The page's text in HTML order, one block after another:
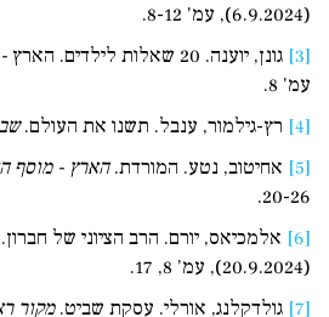
(6.9.2024), עמ' 8-12.
[3]
גונן, יוענה. 20 שאלות לילדים. הארץ
עמ' 8.
[4]
רץ-גילמור, ענבל. תשנו את העולם.
[5]
אחיטוב, נטע. המורדת.הארץ - מוסף
20-26.
[6]
אלמכיאס, יורם. הרב הציוני של
(20.9.2024), עמ' 8, 17.
[7]
גולדקלנג, אורלי. עסקת שביט.מקור